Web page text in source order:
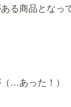
る商品となっ
…あった！）